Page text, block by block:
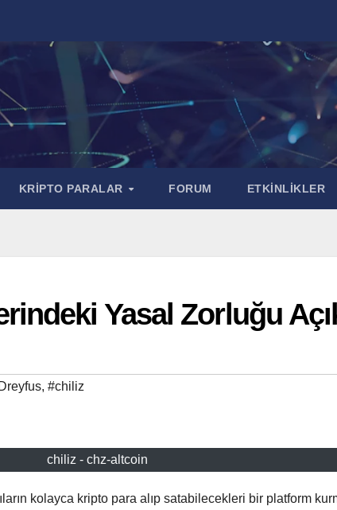
KRİPTO PARALAR FORUM ETKİNLİKLER
Yasal Zorluğu
, #chiliz
chiliz - chz-altcoin
kolayca kripto para alıp satabilecekleri bir platform